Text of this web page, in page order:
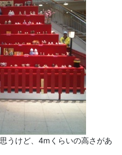
うけど、4mくらいの高さがあ